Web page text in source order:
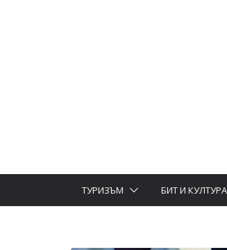
ТУРИЗЪМ БИТ И КУЛТУРА